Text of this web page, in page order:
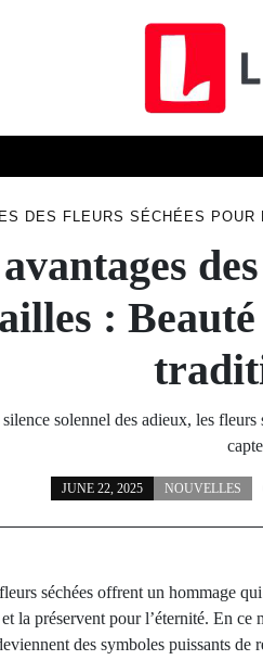
DES FLEURS SÉCHÉES
:
solennel des adieux, les
JUNE 22, 2025 NOUVELLES
séchées offrent un hommage
la préservent pour l’éternité. En
des symboles puissants de